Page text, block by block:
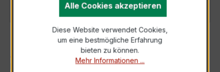
Amperemeter zur Messung von Wechselstrom mit
Bimetallmesswerk zur Anzeige des Maximalwertes
Alle Cookies akzeptieren
Diese Website verwendet Cookies,
um eine bestmögliche Erfahrung
bieten zu können.
Mehr Informationen ...